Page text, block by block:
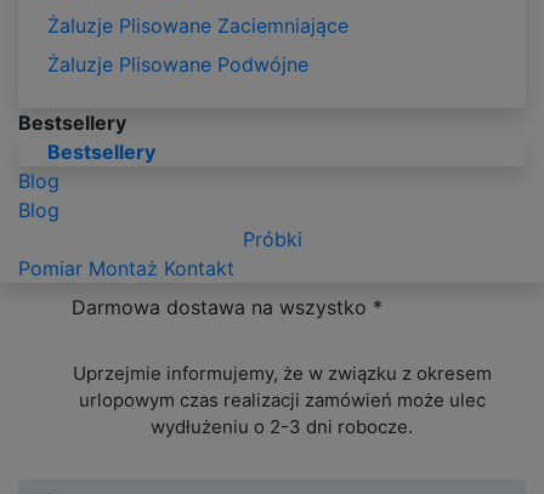
Żaluzje Plisowane Zaciemniające
Żaluzje Plisowane Podwójne
Bestsellery
Bestsellery
Blog
Blog
Próbki
Pomiar Montaż Kontakt
Darmowa dostawa na wszystko *
Uprzejmie informujemy, że w związku z okresem
urlopowym czas realizacji zamówień może ulec
wydłużeniu o 2-3 dni robocze.